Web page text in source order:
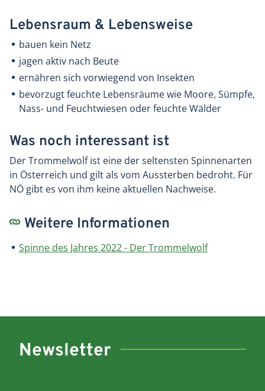
Lebensraum & Lebensweise
bauen kein Netz
jagen aktiv nach Beute
ernähren sich vorwiegend von Insekten
bevorzugt feuchte Lebensräume wie Moore, Sümpfe,
Nass- und Feuchtwiesen oder feuchte Wälder
Was noch interessant ist
Der Trommelwolf ist eine der seltensten Spinnenarten
in Österreich und gilt als vom Aussterben bedroht. Für
NÖ gibt es von ihm keine aktuellen Nachweise.
Weitere Informationen
Spinne des Jahres 2022 - Der Trommelwolf
Newsletter